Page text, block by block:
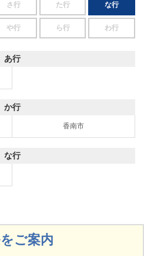
さ行 た行 な行
や行 ら行 わ行
あ行
か行
香南市
な行
ご案内